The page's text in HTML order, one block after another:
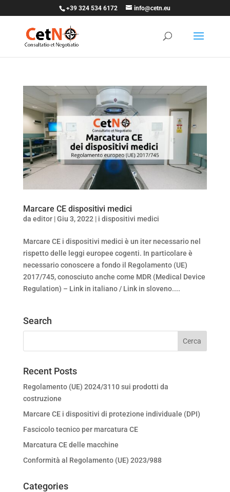
+39 324 534 6172 info@cetn.eu
Marcare CE dispositivi medici
da editor|Giu 3, 2022 | i dispositivi medici
Marcare CE i dispositivi medici è un iter necessario nel
rispetto delle leggi europee cogenti. In particolare è
necessario conoscere a fondo il Regolamento (UE)
2017/745, conosciuto anche come MDR (Medical Device
Regulation) – Link in italiano / Link in sloveno....
Search
Recent Posts
Regolamento (UE) 2024/3110 sui prodotti da
costruzione
Marcare CE i dispositivi di protezione individuale (DPI)
Fascicolo tecnico per marcatura CE
Marcatura CE delle macchine
Conformità al Regolamento (UE) 2023/988
Categories